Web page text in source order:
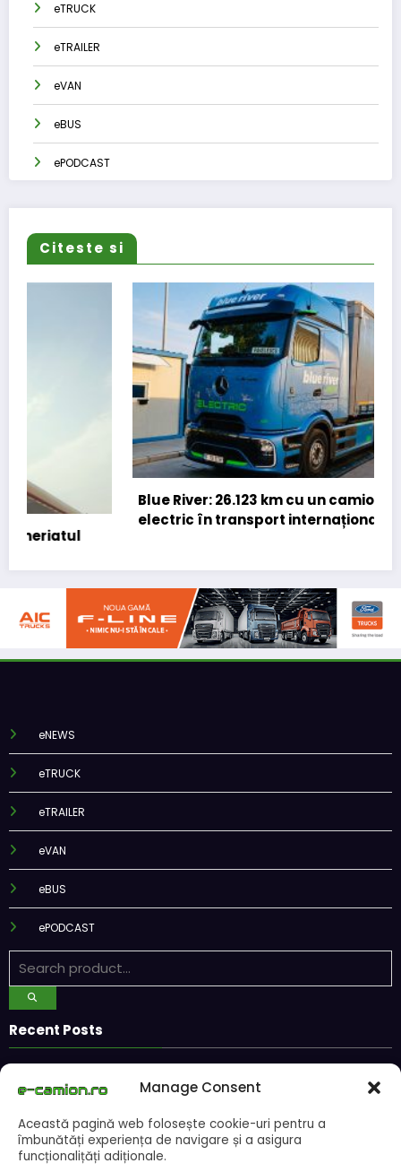
Manage Consent
Această pagină web folosește cookie-uri pentru a
îmbunătăți experiența de navigare și a asigura
funcționalițăți adiționale.
eTRUCK
eTRAILER
eVAN
eBUS
ePODCAST
Citeste si
Blue River: 26.123 km cu un camion 100%
electric în transport internațional
eNEWS
eTRUCK
eTRAILER
eVAN
eBUS
ePODCAST
Recent Posts
Alba Iulia caută operator pentru transportul public
compensare a accizei în mecanism permanent
STB a depus la Tribunalul București cererea deschiderii procedurii de
insolvență